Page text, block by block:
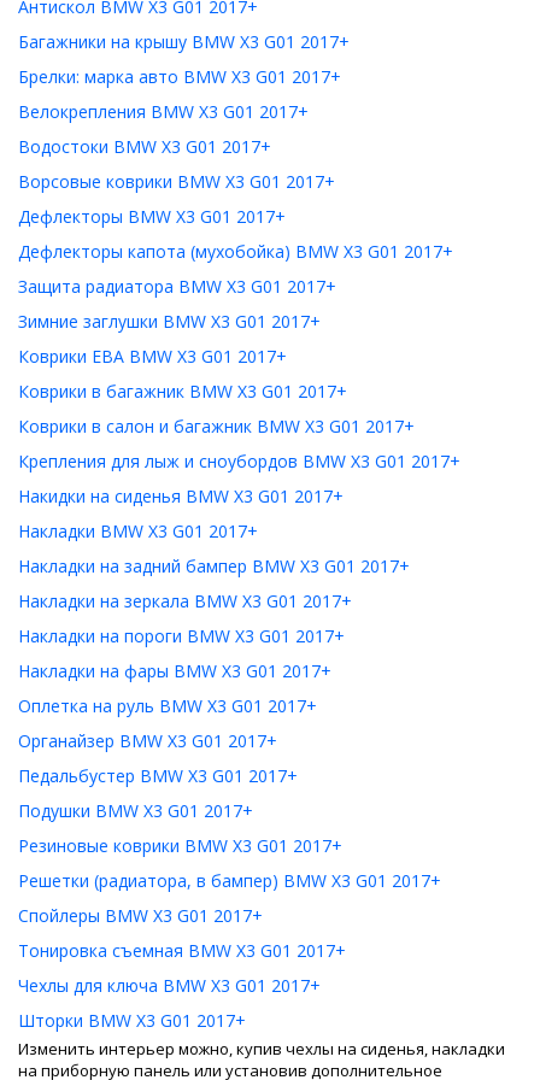
Антискол BMW X3 G01 2017+
Багажники на крышу BMW X3 G01 2017+
Брелки: марка авто BMW X3 G01 2017+
Велокрепления BMW X3 G01 2017+
Водостоки BMW X3 G01 2017+
Ворсовые коврики BMW X3 G01 2017+
Дефлекторы BMW X3 G01 2017+
Дефлекторы капота (мухобойка) BMW X3 G01 2017+
Защита радиатора BMW X3 G01 2017+
Зимние заглушки BMW X3 G01 2017+
Коврики ЕВА BMW X3 G01 2017+
Коврики в багажник BMW X3 G01 2017+
Коврики в салон и багажник BMW X3 G01 2017+
Крепления для лыж и сноубордов BMW X3 G01 2017+
Накидки на сиденья BMW X3 G01 2017+
Накладки BMW X3 G01 2017+
Накладки на задний бампер BMW X3 G01 2017+
Накладки на зеркала BMW X3 G01 2017+
Накладки на пороги BMW X3 G01 2017+
Накладки на фары BMW X3 G01 2017+
Оплетка на руль BMW X3 G01 2017+
Органайзер BMW X3 G01 2017+
Педальбустер BMW X3 G01 2017+
Подушки BMW X3 G01 2017+
Резиновые коврики BMW X3 G01 2017+
Решетки (радиатора, в бампер) BMW X3 G01 2017+
Спойлеры BMW X3 G01 2017+
Тонировка съемная BMW X3 G01 2017+
Чехлы для ключа BMW X3 G01 2017+
Шторки BMW X3 G01 2017+
Изменить интерьер можно, купив чехлы на сиденья, накладки
на приборную панель или установив дополнительное